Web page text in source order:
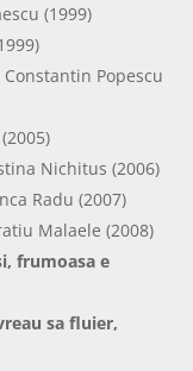
(1999)
Popescu
Nichitus (2006)
Radu (2007)
Malaele (2008)
frumoasa e
sa fluier,